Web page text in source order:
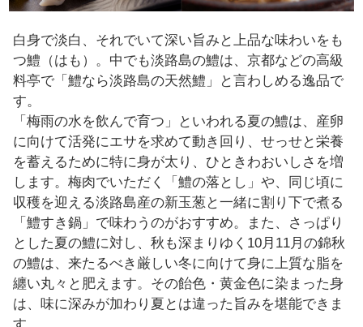
白身で淡白、それでいて深い旨みと上品な味わいをも
つ鱧（はも）。中でも淡路島の鱧は、京都などの高級
料亭で「鱧なら淡路島の天然鱧」と言わしめる逸品で
す。
「梅雨の水を飲んで育つ」といわれる夏の鱧は、産卵
に向けて活発にエサを求めて動き回り、せっせと栄養
を蓄えるために特に身が太り、ひときわおいしさを増
します。梅肉でいただく「鱧の落とし」や、同じ頃に
収穫を迎える淡路島産の新玉葱と一緒に割り下で煮る
「鱧すき鍋」で味わうのがおすすめ。また、さっぱり
とした夏の鱧に対し、秋も深まりゆく10月11月の錦秋
の鱧は、来たるべき厳しい冬に向けて身に上質な脂を
纏い丸々と肥えます。その飴色・黄金色に染まった身
は、味に深みが加わり夏とは違った旨みを堪能できま